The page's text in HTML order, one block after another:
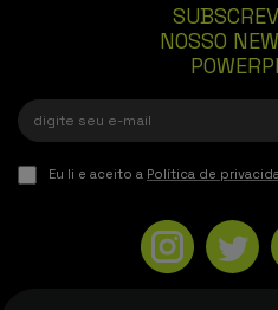
NOSSO
Eu li e aceito a Política de